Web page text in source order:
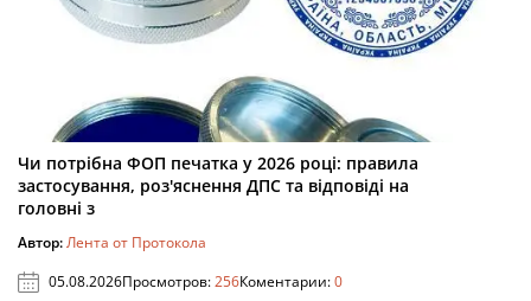
Чи потрібна ФОП печатка у 2026 році: правила
застосування, роз'яснення ДПС та відповіді на
головні з
Автор:Лента от Протокола
05.08.2026Просмотров:256Коментарии:0